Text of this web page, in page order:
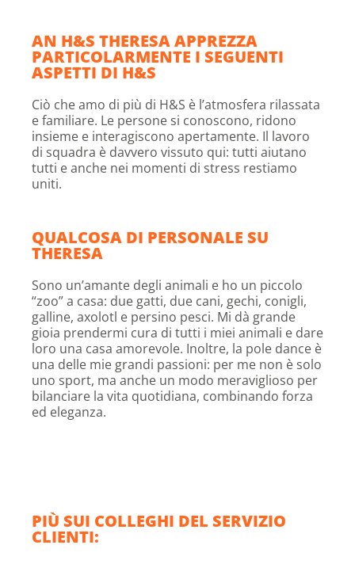
AN H&S THERESA APPREZZA
PARTICOLARMENTE I SEGUENTI
ASPETTI DI H&S
Ciò che amo di più di H&S è l’atmosfera rilassata
e familiare. Le persone si conoscono, ridono
insieme e interagiscono apertamente. Il lavoro
di squadra è davvero vissuto qui: tutti aiutano
tutti e anche nei momenti di stress restiamo
uniti.
QUALCOSA DI PERSONALE SU
THERESA
Sono un’amante degli animali e ho un piccolo
“zoo” a casa: due gatti, due cani, gechi, conigli,
galline, axolotl e persino pesci. Mi dà grande
gioia prendermi cura di tutti i miei animali e dare
loro una casa amorevole. Inoltre, la pole dance è
una delle mie grandi passioni: per me non è solo
uno sport, ma anche un modo meraviglioso per
bilanciare la vita quotidiana, combinando forza
ed eleganza.
PIÙ SUI COLLEGHI DEL SERVIZIO
CLIENTI: